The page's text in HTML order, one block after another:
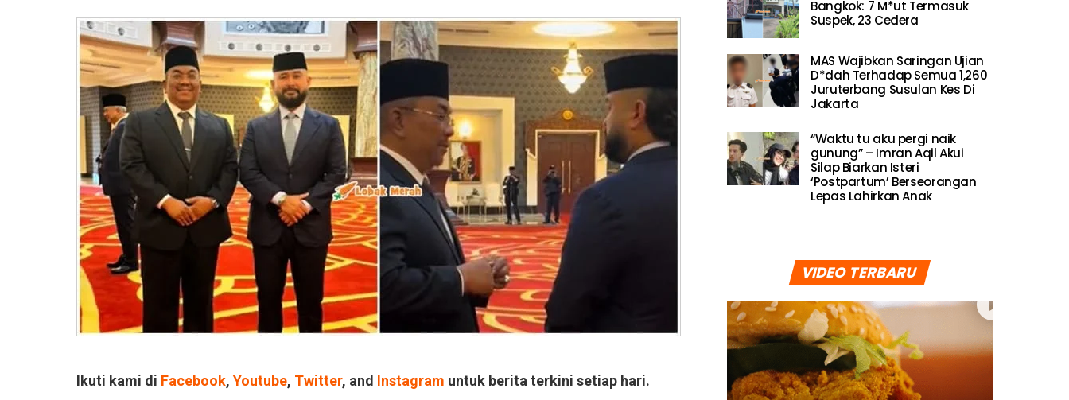
Ikuti kami di Facebook, Youtube, Twitter, and Instagram untuk berita terkini setiap hari.
Bangkok: 7 M*ut Termasuk
Suspek, 23 Cedera
MAS Wajibkan Saringan Ujian
D*dah Terhadap Semua 1,260
Juruterbang Susulan Kes Di
Jakarta
“Waktu tu aku pergi naik
gunung” – Imran Aqil Akui
Silap Biarkan Isteri
‘Postpartum’ Berseorangan
Lepas Lahirkan Anak
VIDEO TERBARU